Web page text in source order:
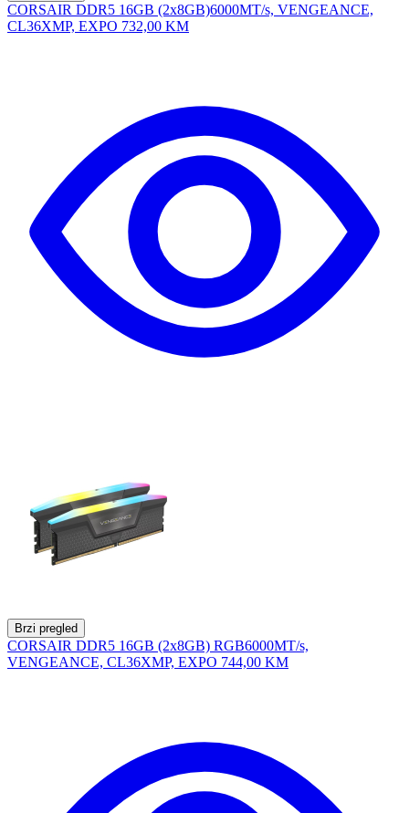
CORSAIR DDR5 16GB (2x8GB)6000MT/s, VENGEANCE,
CL36XMP, EXPO 732,00 KM
Brzi pregled
CORSAIR DDR5 16GB (2x8GB) RGB6000MT/s,
VENGEANCE, CL36XMP, EXPO 744,00 KM